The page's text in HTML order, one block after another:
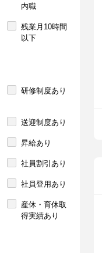
内職
残業月10時間
以下
研修制度あり
送迎制度あり
昇給あり
社員割引あり
社員登用あり
産休・育休取
得実績あり